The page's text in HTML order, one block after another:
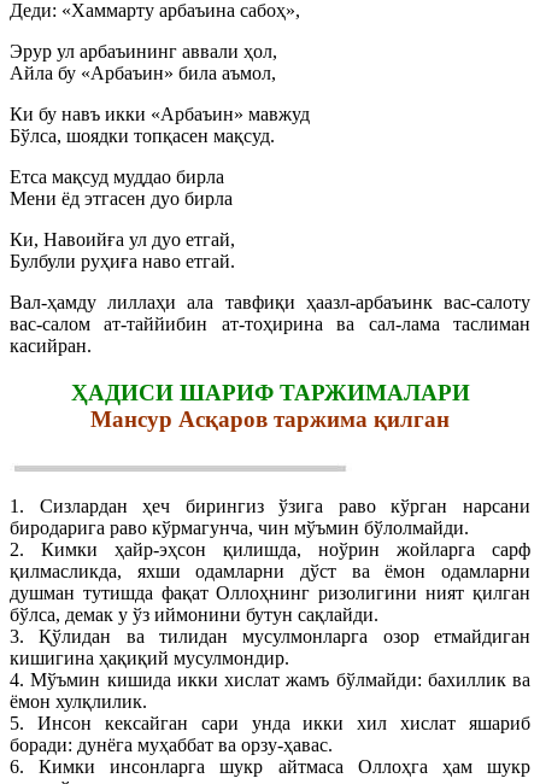
Деди: «Хаммарту арбаъина сабоҳ»,
Эрур ул арбаъининг аввали ҳол,
Айла бу «Арбаъин» била аъмол,
Ки бу навъ икки «Арбаъин» мавжуд
Бўлса, шоядки топқасен мақсуд.
Етса мақсуд муддао бирла
Мени ёд этгасен дуо бирла
Ки, Навоийға ул дуо етгай,
Булбули руҳиға наво етгай.
Вал-ҳамду лиллаҳи ала тавфиқи ҳаазл-арбаъинк вас-салоту
вас-салом ат-таййибин ат-тоҳирина ва сал-лама таслиман
касийран.
ҲАДИСИ ШАРИФ ТАРЖИМАЛАРИ
Мансур Асқаров таржима қилган
1. Сизлардан ҳеч бирингиз ўзига раво кўрган нарсани
биродарига раво кўрмагунча, чин мўъмин бўлолмайди.
2. Кимки ҳайр-эҳсон қилишда, ноўрин жойларга сарф
қилмасликда, яхши одамларни дўст ва ёмон одамларни
душман тутишда фақат Оллоҳнинг ризолигини ният қилган
бўлса, демак у ўз иймонини бутун сақлайди.
3. Қўлидан ва тилидан мусулмонларга озор етмайдиган
кишигина ҳақиқий мусулмондир.
4. Мўъмин кишида икки хислат жамъ бўлмайди: бахиллик ва
ёмон хулқлилик.
5. Инсон кексайган сари унда икки хил хислат яшариб
боради: дунёга муҳаббат ва орзу-ҳавас.
6. Кимки инсонларга шукр айтмаса Оллоҳга ҳам шукр